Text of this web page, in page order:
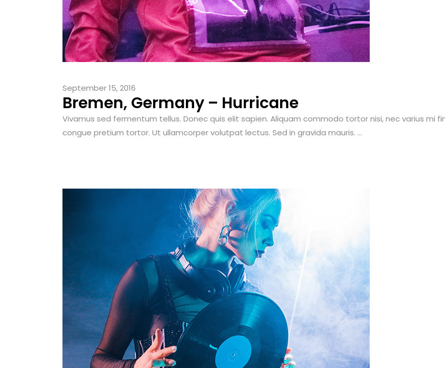
September 15, 2016
Bremen, Germany – Hurricane
Vivamus sed fermentum tellus. Donec quis elit sapien. Aliquam commodo tortor nisi, nec varius mi
congue pretium tortor. Ut ullamcorper volutpat lectus. Sed in gravida mauris. ...